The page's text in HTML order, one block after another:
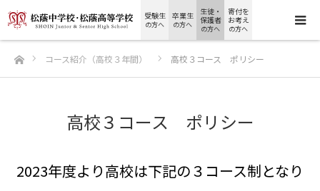
受験生
の方へ
卒業生
の方へ
生徒・
保護者
の方へ
寄付を
お考え
の方へ
ホームコース紹介（高校３年間） 高校３コース ポリシー
高校３コース ポリシー
2023年度より高校は下記の３コース制となり